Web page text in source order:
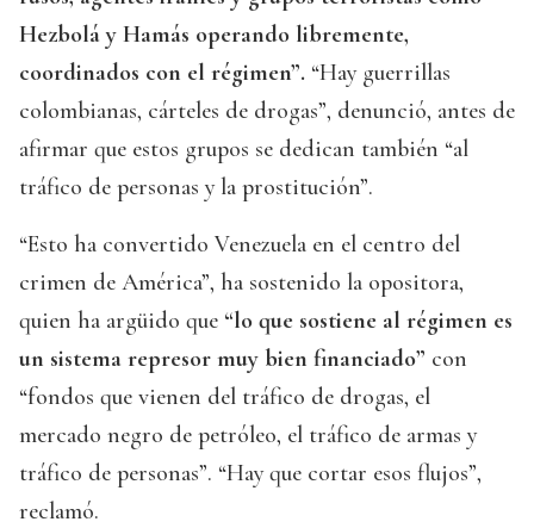
Hezbolá y Hamás operando libremente,
coordinados con el régimen”. “Hay guerrillas
colombianas, cárteles de drogas”, denunció, antes de
afirmar que estos grupos se dedican también “al
tráfico de personas y la prostitución”.
“Esto ha convertido Venezuela en el centro del
crimen de América”, ha sostenido la opositora,
quien ha argüido que “lo que sostiene al régimen es
un sistema represor muy bien financiado” con
“fondos que vienen del tráfico de drogas, el
mercado negro de petróleo, el tráfico de armas y
tráfico de personas”. “Hay que cortar esos flujos”,
reclamó.